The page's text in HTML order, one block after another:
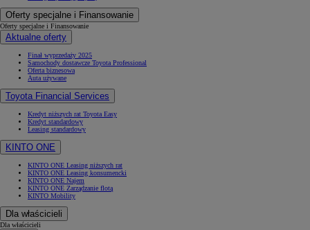
Oferty specjalne i Finansowanie
Oferty specjalne i Finansowanie
Aktualne oferty
Finał wyprzedaży 2025
Samochody dostawcze Toyota Professional
Oferta biznesowa
Auta używane
Toyota Financial Services
Kredyt niższych rat Toyota Easy
Kredyt standardowy
Leasing standardowy
KINTO ONE
KINTO ONE Leasing niższych rat
KINTO ONE Leasing konsumencki
KINTO ONE Najem
KINTO ONE Zarządzanie flotą
KINTO Mobility
Dla właścicieli
Dla właścicieli